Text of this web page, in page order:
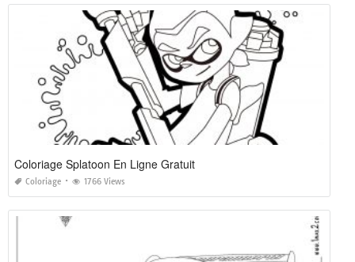
Coloriage Splatoon En Ligne Gratuit
Coloriage 1766 Views